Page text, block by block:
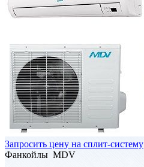
Запросить цену на сплит-систему
Фанкойлы MDV